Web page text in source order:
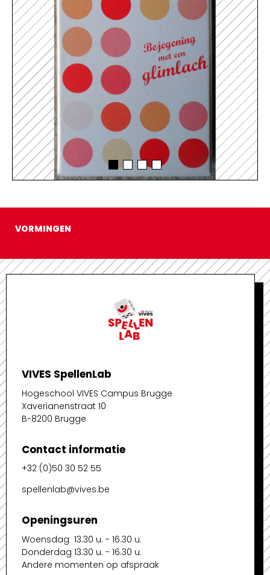
VORMINGEN
VIVES SpellenLab
Hogeschool VIVES Campus Brugge
Xaverianenstraat 10
B-8200 Brugge
Contact informatie
+32 (0)50 30 52 55
spellenlab@vives.be
Openingsuren
Woensdag 13.30 u. - 16.30 u.
Donderdag 13.30 u. - 16.30 u.
Andere momenten op afspraak